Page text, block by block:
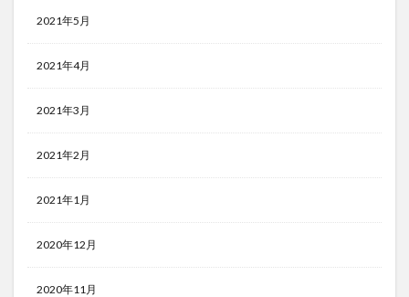
2021年5月
2021年4月
2021年3月
2021年2月
2021年1月
2020年12月
2020年11月